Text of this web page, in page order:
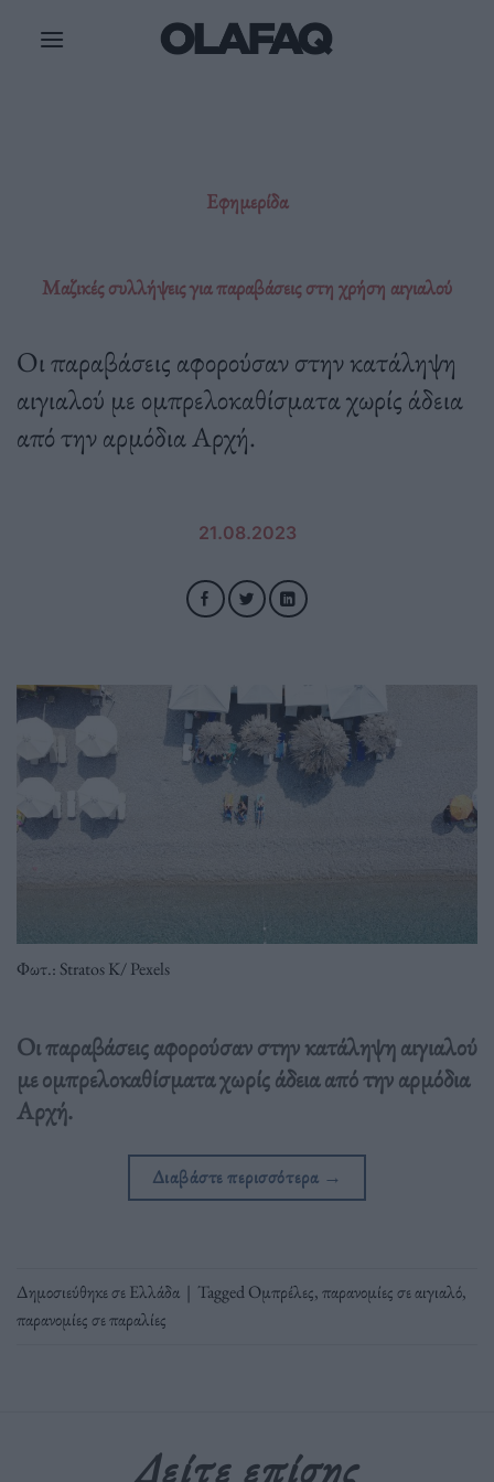
Εφημερίδα
Μαζικές συλλήψεις για παραβάσεις στη χρήση αιγιαλού
Οι παραβάσεις αφορούσαν στην κατάληψη
αιγιαλού με ομπρελοκαθίσματα χωρίς άδεια
από την αρμόδια Αρχή.
21.08.2023
Φωτ.: Stratos K/ Pexels
Οι παραβάσεις αφορούσαν στην κατάληψη αιγιαλού
με ομπρελοκαθίσματα χωρίς άδεια από την αρμόδια
Αρχή.
Διαβάστε περισσότερα →
Δημοσιεύθηκε σεΕλλάδα | TaggedΟμπρέλες,παρανομίες σε αιγιαλό,
παρανομίες σε παραλίες
Δείτε επίσης